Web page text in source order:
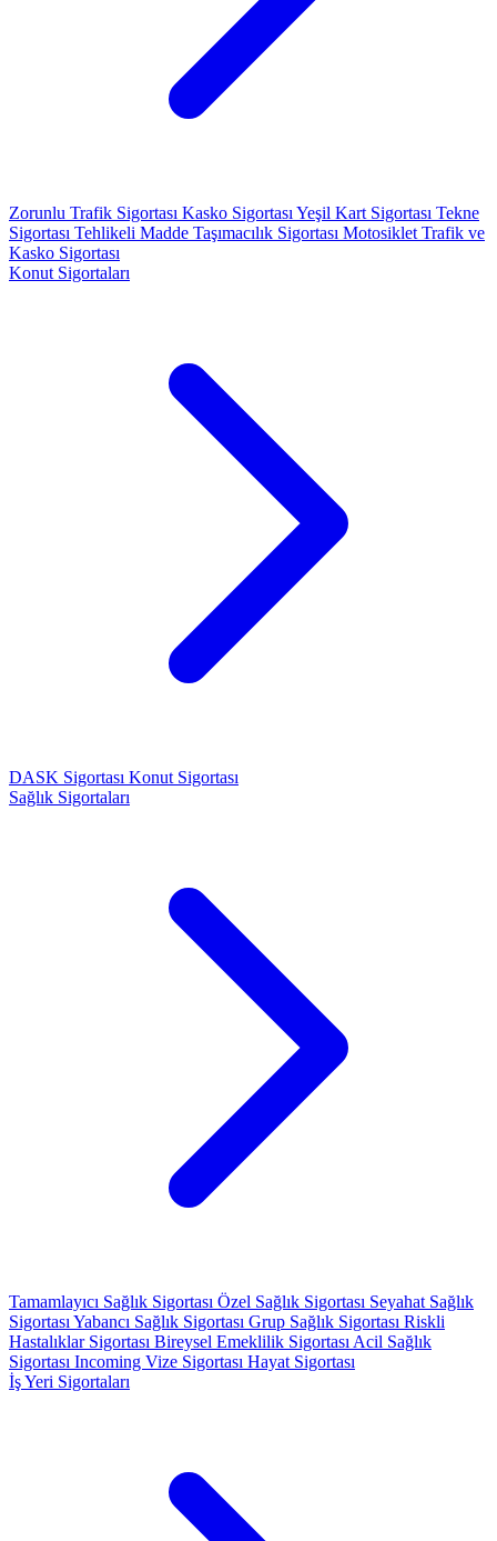
Zorunlu Trafik Sigortası Kasko Sigortası Yeşil Kart Sigortası Tekne
Sigortası Tehlikeli Madde Taşımacılık Sigortası Motosiklet Trafik ve
Kasko Sigortası
Konut Sigortaları
DASK Sigortası Konut Sigortası
Sağlık Sigortaları
Tamamlayıcı Sağlık Sigortası Özel Sağlık Sigortası Seyahat Sağlık
Sigortası Yabancı Sağlık Sigortası Grup Sağlık Sigortası Riskli
Hastalıklar Sigortası Bireysel Emeklilik Sigortası Acil Sağlık
Sigortası Incoming Vize Sigortası Hayat Sigortası
İş Yeri Sigortaları